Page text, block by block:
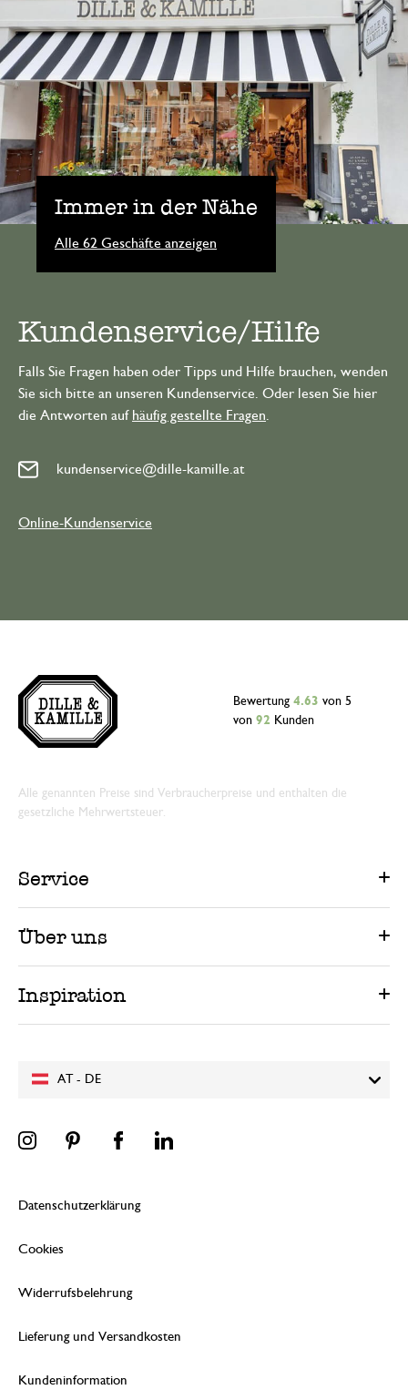
Immer in der Nähe
Alle 62 Geschäfte anzeigen
Kundenservice/Hilfe
Falls Sie Fragen haben oder Tipps und Hilfe brauchen, wenden
Sie sich bitte an unseren Kundenservice. Oder lesen Sie hier
die Antworten auf häufig gestellte Fragen
kundenservice@dille-kamille.at
Online-Kundenservice
AT - DE
Bewertung 4.63 von 5
von 92 Kunden
Alle genannten Preise sind Verbraucherpreise und enthalten die
gesetzliche Mehrwertsteuer.
Service
Über uns
Inspiration
Datenschutzerklärung
Cookies
Widerrufsbelehrung
Lieferung und Versandkosten
Kundeninformation